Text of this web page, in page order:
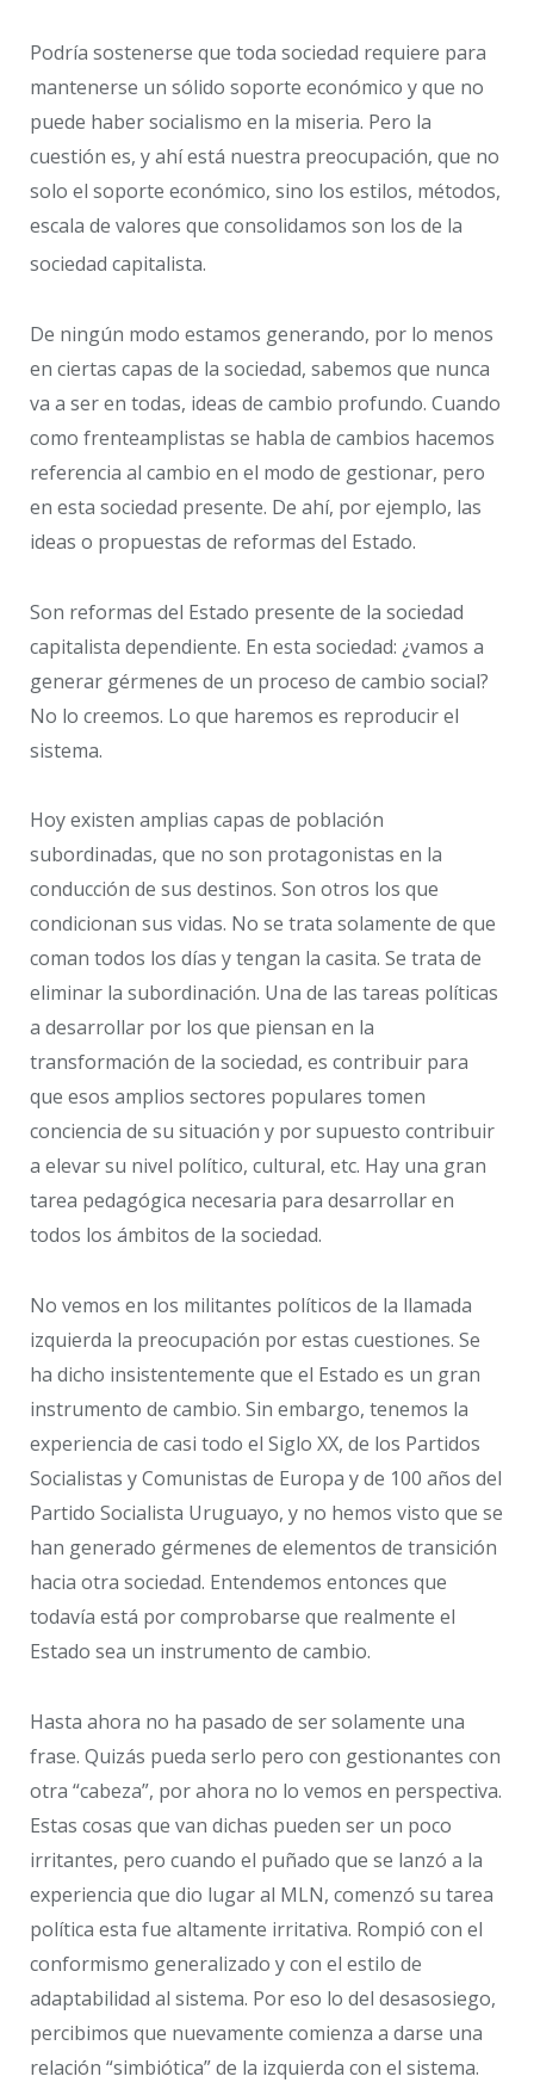
Podría sostenerse que toda sociedad requiere para
mantenerse un sólido soporte económico y que no
puede haber socialismo en la miseria. Pero la
cuestión es, y ahí está nuestra preocupación, que no
solo el soporte económico, sino los estilos, métodos,
escala de valores que consolidamos son los de la
sociedad capitalista.
De ningún modo estamos generando, por lo menos
en ciertas capas de la sociedad, sabemos que nunca
va a ser en todas, ideas de cambio profundo. Cuando
como frenteamplistas se habla de cambios hacemos
referencia al cambio en el modo de gestionar, pero
en esta sociedad presente. De ahí, por ejemplo, las
ideas o propuestas de reformas del Estado.
Son reformas del Estado presente de la sociedad
capitalista dependiente. En esta sociedad: ¿vamos a
generar gérmenes de un proceso de cambio social?
No lo creemos. Lo que haremos es reproducir el
sistema.
Hoy existen amplias capas de población
subordinadas, que no son protagonistas en la
conducción de sus destinos. Son otros los que
condicionan sus vidas. No se trata solamente de que
coman todos los días y tengan la casita. Se trata de
eliminar la subordinación. Una de las tareas políticas
a desarrollar por los que piensan en la
transformación de la sociedad, es contribuir para
que esos amplios sectores populares tomen
conciencia de su situación y por supuesto contribuir
a elevar su nivel político, cultural, etc. Hay una gran
tarea pedagógica necesaria para desarrollar en
todos los ámbitos de la sociedad.
No vemos en los militantes políticos de la llamada
izquierda la preocupación por estas cuestiones. Se
ha dicho insistentemente que el Estado es un gran
instrumento de cambio. Sin embargo, tenemos la
experiencia de casi todo el Siglo XX, de los Partidos
Socialistas y Comunistas de Europa y de 100 años del
Partido Socialista Uruguayo, y no hemos visto que se
han generado gérmenes de elementos de transición
hacia otra sociedad. Entendemos entonces que
todavía está por comprobarse que realmente el
Estado sea un instrumento de cambio.
Hasta ahora no ha pasado de ser solamente una
frase. Quizás pueda serlo pero con gestionantes con
otra “cabeza”, por ahora no lo vemos en perspectiva.
Estas cosas que van dichas pueden ser un poco
irritantes, pero cuando el puñado que se lanzó a la
experiencia que dio lugar al MLN, comenzó su tarea
política esta fue altamente irritativa. Rompió con el
conformismo generalizado y con el estilo de
adaptabilidad al sistema. Por eso lo del desasosiego,
percibimos que nuevamente comienza a darse una
relación “simbiótica” de la izquierda con el sistema.